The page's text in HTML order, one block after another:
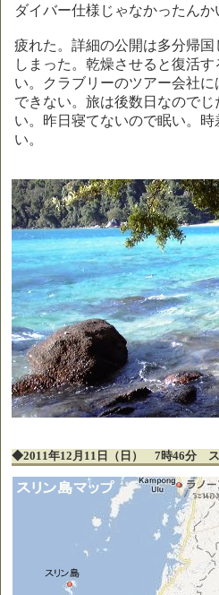
ダイバー仕様じゃなかったんか
疲れた。詳細の公開は多分帰
しまった。乾燥させると復活
い。クラブリーのツアー会社
できない。旅は後数日なので
い。昨日寝てないので眠い。
い。
◆2011年12月11日（日） 7時